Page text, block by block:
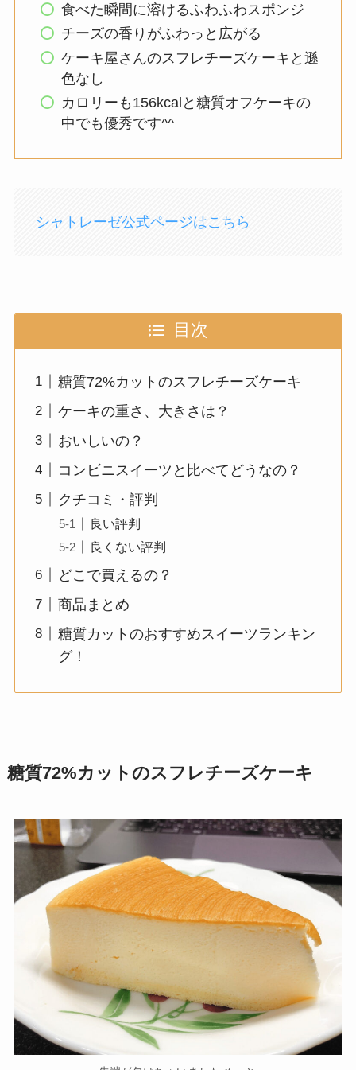
食べた瞬間に溶けるふわふわスポンジ
チーズの香りがふわっと広がる
ケーキ屋さんのスフレチーズケーキと遜
色なし
カロリーも156kcalと糖質オフケーキの
中でも優秀です^^
シャトレーゼ公式ページはこちら
目次
糖質72%カットのスフレチーズケーキ
ケーキの重さ、大きさは？
おいしいの？
コンビニスイーツと比べてどうなの？
クチコミ・評判
良い評判
良くない評判
どこで買えるの？
商品まとめ
糖質カットのおすすめスイーツランキン
グ！
糖質72%カットのスフレチーズケーキ